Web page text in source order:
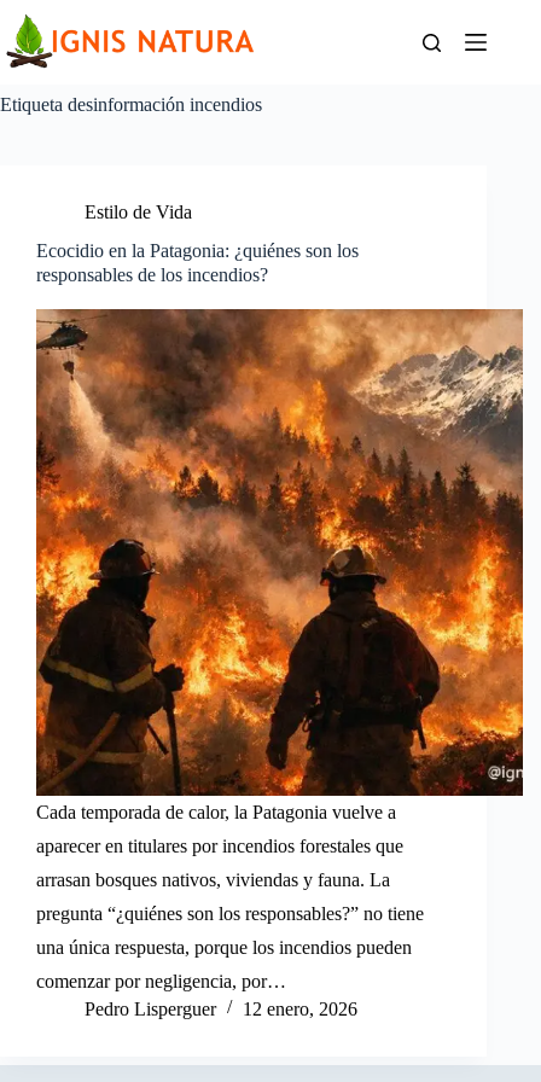
contenido
Etiqueta desinformación incendios
Estilo de Vida
Ecocidio en la Patagonia: ¿quiénes son los
responsables de los incendios?
Cada temporada de calor, la Patagonia vuelve a
aparecer en titulares por incendios forestales que
arrasan bosques nativos, viviendas y fauna. La
pregunta “¿quiénes son los responsables?” no tiene
una única respuesta, porque los incendios pueden
comenzar por negligencia, por…
Pedro Lisperguer
12 enero, 2026